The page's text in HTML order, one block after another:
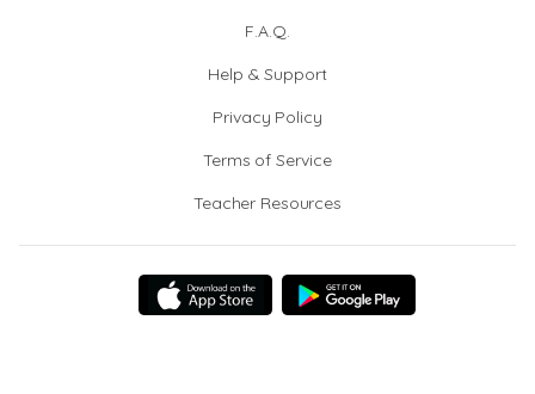
F.A.Q.
Help & Support
Privacy Policy
Terms of Service
Teacher Resources